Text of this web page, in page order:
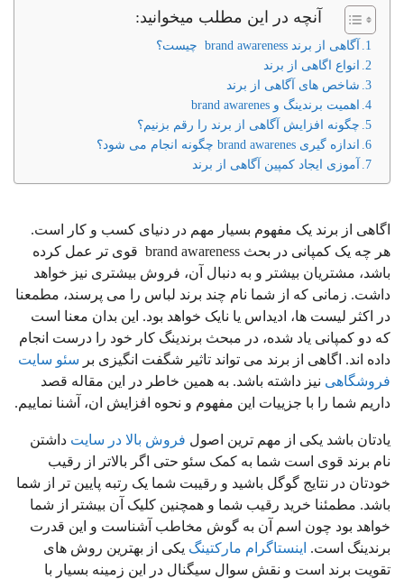
آنچه در این مطلب میخوانید:
آگاهی از برند brand awareness چیست؟
انواع اگاهی از برند
شاخص های آگاهی از برند
اهمیت برندینگ و brand awarenes
چگونه افزایش آگاهی از برند را رقم بزنیم؟
اندازه گیری brand awarenes چگونه انجام می شود؟
آموزی ایجاد کمپین آگاهی از برند
اگاهی از برند یک مفهوم بسیار مهم در دنیای کسب و کار است.
هر چه یک کمپانی در بحث brand awareness قوی تر عمل کرده
باشد، مشتریان بیشتر و به دنبال آن، فروش بیشتری نیز خواهد
داشت. زمانی که از شما نام چند برند لباس را می پرسند، مطمعنا
در اکثر لیست ها، ادیداس یا نایک خواهد بود. این بدان معنا است
که دو کمپانی یاد شده، در مبحث برندینگ کار خود را درست انجام
داده اند. اگاهی از برند می تواند تاثیر شگفت انگیزی بر سئو سایت
فروشگاهی نیز داشته باشد. به همین خاطر در این مقاله قصد
داریم شما را با جزییات این مفهوم و نحوه افزایش ان، آشنا نماییم.
یادتان باشد یکی از مهم ترین اصول فروش بالا در سایت داشتن
نام برند قوی است شما به کمک سئو حتی اگر بالاتر از رقیب
خودتان در نتایج گوگل باشید و رقیبت شما یک رتبه پایین تر از شما
باشد. مطمئنا خرید رقیب شما و همچنین کلیک آن بیشتر از شما
خواهد بود چون اسم آن به گوش مخاطب آشناست و این قدرت
برندینگ است. اینستاگرام مارکتینگ یکی از بهترین روش های
تقویت برند است و نقش سوال سیگنال در این زمینه بسیار با